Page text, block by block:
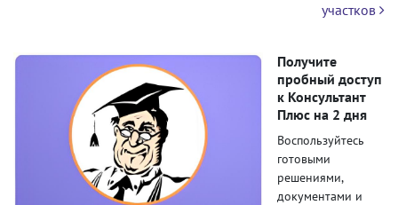
участков
Получите
пробный доступ
к Консультант
Плюс на 2 дня
Воспользуйтесь
готовыми
решениями,
документами и